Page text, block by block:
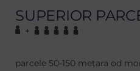
SUPERIOR
+
parcele 50-150 metara od